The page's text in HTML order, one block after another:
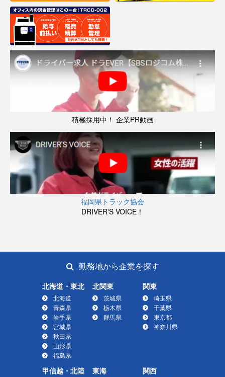
積極採用中！ 企業PR動画
福岡県トラック協会
DRIVER'S VOICE！
勤務地から企業を探す
北海道・東北
北海道
青森県
岩手県
宮城県
秋田県
山形県
福島県
北関東
茨城県
栃木県
群馬県
関東
埼玉県
千葉県
東京都
神奈川県
甲信越・北陸 東海 関西